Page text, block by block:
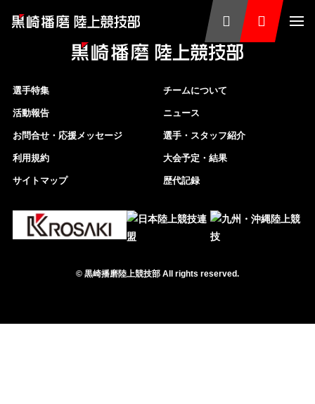
© 黒崎播磨陸上競技部 All rights reserved.
チームについて
ニュース
選手・スタッフ紹介
大会予定・結果
歴代記録
選手特集
活動報告
お問合せ・応援メッセージ
利用規約
サイトマップ